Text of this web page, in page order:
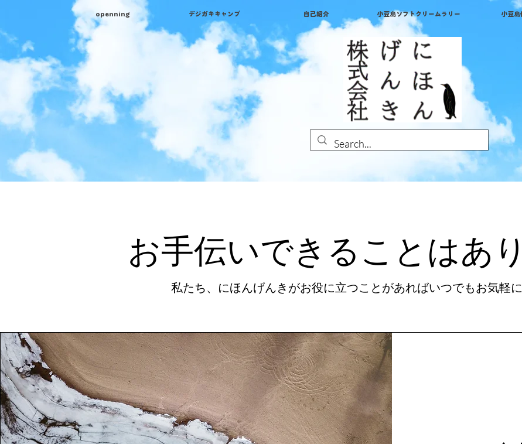
openning デジガキキャンプ 自己紹介 小豆島ソフトクリームラリー 小豆島
お手伝いできることはあ
私たち、にほんげんきがお役に立つことがあればいつでもお気軽に